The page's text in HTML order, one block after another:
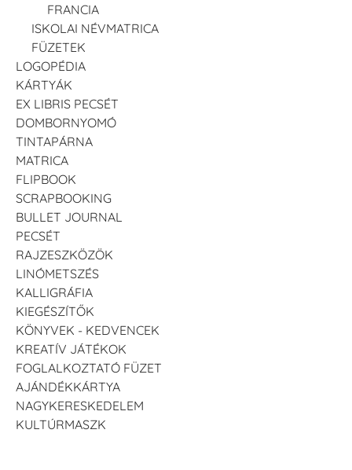
FRANCIA
ISKOLAI NÉVMATRICA
FÜZETEK
LOGOPÉDIA
KÁRTYÁK
EX LIBRIS PECSÉT
DOMBORNYOMÓ
TINTAPÁRNA
MATRICA
FLIPBOOK
SCRAPBOOKING
BULLET JOURNAL
PECSÉT
RAJZESZKÖZÖK
LINÓMETSZÉS
KALLIGRÁFIA
KIEGÉSZÍTŐK
KÖNYVEK - KEDVENCEK
KREATÍV JÁTÉKOK
FOGLALKOZTATÓ FÜZET
AJÁNDÉKKÁRTYA
NAGYKERESKEDELEM
KULTÚRMASZK